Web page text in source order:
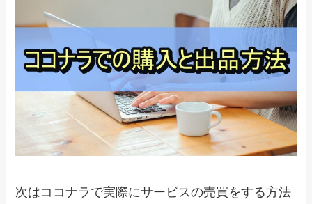
次はココナラで実際にサービスの売買をする方法